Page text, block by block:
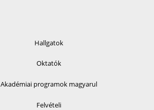
Hallgatok
Oktatók
Akadémiai programok magyarul
Felvételi